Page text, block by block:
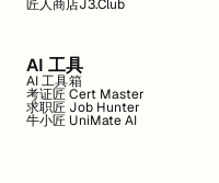
匠人商店J3.Club
AI 工具
AI 工具箱
考证匠 Cert Master
求职匠 Job Hunter
牛小匠 UniMate AI